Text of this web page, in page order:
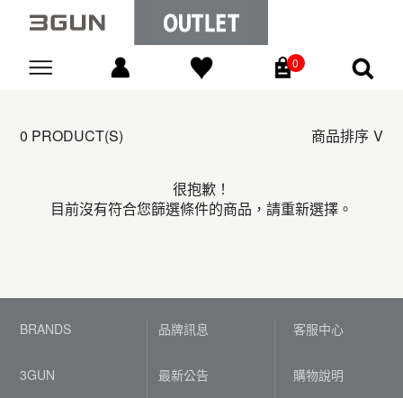
0
0 PRODUCT(S) 商品排序
很抱歉！
目前沒有符合您篩選條件的商品，請重新選擇。
BRANDS
3GUN
品牌訊息
最新公告
客服中心
購物說明